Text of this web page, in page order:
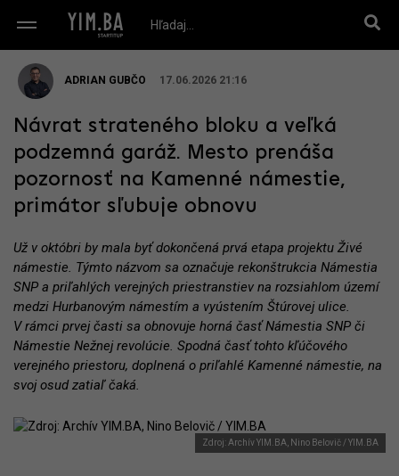
ADRIAN GUBČO 17.06.2026 21:16
Návrat strateného bloku a veľká
podzemná garáž. Mesto prenáša
pozornosť na Kamenné námestie,
primátor sľubuje obnovu
Už v októbri by mala byť dokončená prvá etapa projektu Živé
námestie. Týmto názvom sa označuje rekonštrukcia Námestia
SNP a priľahlých verejných priestranstiev na rozsiahlom území
medzi Hurbanovým námestím a vyústením Štúrovej ulice.
V rámci prvej časti sa obnovuje horná časť Námestia SNP či
Námestie Nežnej revolúcie. Spodná časť tohto kľúčového
verejného priestoru, doplnená o priľahlé Kamenné námestie, na
svoj osud zatiaľ čaká.
Zdroj: Archív YIM.BA, Nino Belovič / YIM.BA